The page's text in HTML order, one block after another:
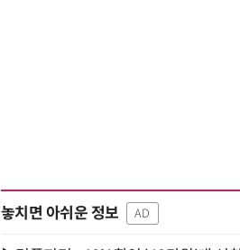
놓치면 아쉬운 정보 AD